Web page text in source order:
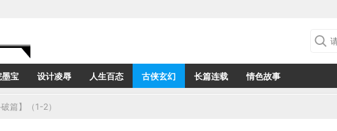
宝 设计凌辱 人生百态 古侠玄幻 长篇连载 情色故事
篇】（1-2）